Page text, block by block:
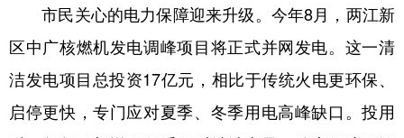
市民关心的电力保障迎来升级。今年8月，两江新
区中广核燃机发电调峰项目将正式并网发电。这一清
洁发电项目总投资17亿元，相比于传统火电更环保、
启停更快，专门应对夏季、冬季用电高峰缺口。投用